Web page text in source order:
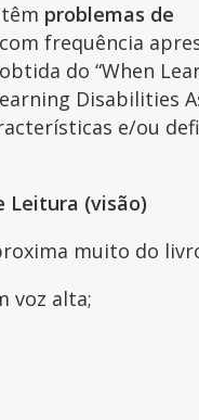
problemas de
frequência
do “When
Disabilities
e/ou
Leitura (visão)
muito do
voz alta;